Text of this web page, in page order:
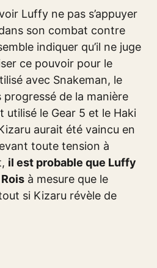
Luffy ne pas s’appuyer
son combat contre
indiquer qu’il ne juge
ce pouvoir pour le
avec Snakeman, le
progressé de la manière
utilisé le Gear 5 et le Haki
aurait été vaincu en
toute tension à
il est probable que Luffy
à mesure que le
si Kizaru révèle de